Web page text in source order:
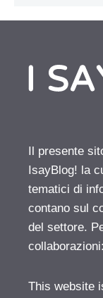
Il presente
IsayBlog! la
tematici di
contano sul
del settore.
collaborazioni:
This website